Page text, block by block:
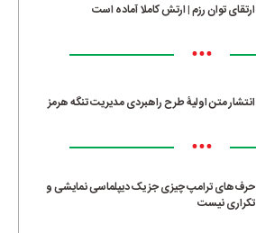
ارتقای توان رزم | ارتش کاملا آماده است
•••
انتشار متن اولیۀ طرح راهبردی مدیریت تنگه هرمز
•••
حرف‌های ترامپ چیزی جز یک دیپلماسی نمایشی و
تکراری نیست